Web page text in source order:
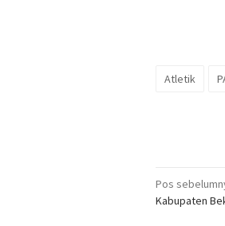
Atletik
pos
Pos
Kabupaten